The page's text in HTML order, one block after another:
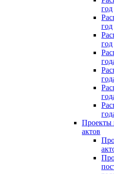
год
год
год
Проекты
актов